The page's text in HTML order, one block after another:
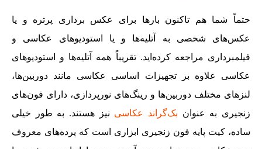
حتماً شما هم تاکنون بارها برای عکس برداری پرتره و یا
عکس‌های شخصی به آتلیه‌ها و یا استودیوهای عکاسی و
فیلمبرداری مراجعه کرده‌اید. تقریباً همه‌ آتلیه‌ها و استودیوهای
عکاسی علاوه بر تجهیزات اساسی عکاسی مانند دوربین‌ها،‌
لنزهای مختلف دوربین‌ها و رینگ‌های نورپردازی، دارای فون‌های
زنجیری به عنوان بک‌گراند عکاسی نیز هستند. به طور خیلی
ساده، کیت پایه فون زنجیری ابزاری است که پرده‌های معروف